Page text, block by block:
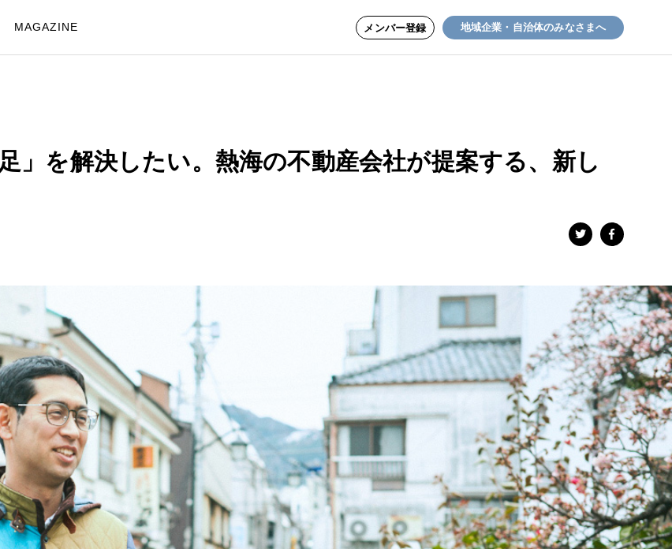
MAGAZINE メンバー登録 地域企業・自治体のみなさまへ
」を解決したい。熱海の不動産会社が提案する、新し